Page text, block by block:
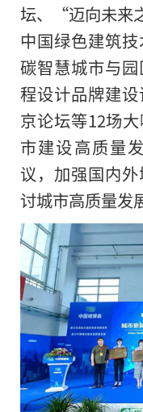
坛、“迈向未来
中国绿色建筑
碳智慧城市与
程设计品牌建
京论坛等12场
市建设高质量
议，加强国内
讨城市高质量发